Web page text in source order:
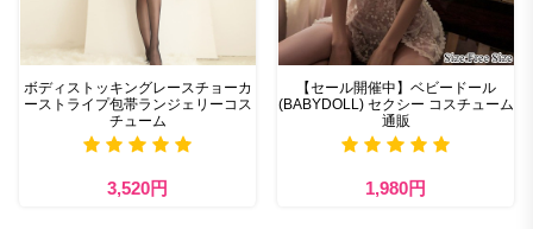
ボディストッキングレースチョーカ
ーストライプ包帯ランジェリーコス
チューム
3,520円
【セール開催中】ベビードール
(BABYDOLL) セクシー コスチューム
通販
1,980円